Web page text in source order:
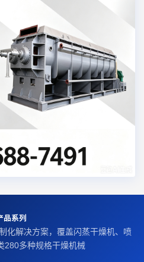
品系列
化解决方案，覆盖闪蒸干燥机、喷
280多种规格干燥机械